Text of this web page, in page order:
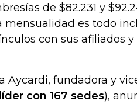
de $82.231 y
mensualidad es todo
con sus afiliados
Aycardi, fundadora y
con 167 sedes),